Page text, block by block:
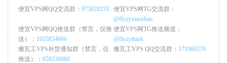
便宜VPS网QQ交流群： 973028233
便宜VPS网TG交流群：
@flyzyxiaozhan
便宜VPS网QQ推送群（禁言，仅推
送）： 1035854666
便宜VPS网TG推送频道：
@flyzythink
搬瓦工VPS补货通知群（禁言，仅
推送）： 659236660
搬瓦工VPS QQ交流群： 171060270